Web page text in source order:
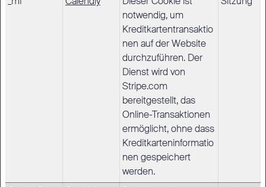
notwendig, um
Kreditkartentransaktio
nen auf der Website
durchzuführen. Der
Dienst wird von
Stripe.com
bereitgestellt, das
Online-Transaktionen
ermöglicht, ohne dass
Kreditkarteninformatio
nen gespeichert
werden.